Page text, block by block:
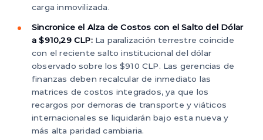
carga inmovilizada.
Sincronice el Alza de Costos con el Salto del Dólar
a $910,29 CLP:La paralización terrestre coincide
con el reciente salto institucional del dólar
observado sobre los $910 CLP. Las gerencias de
finanzas deben recalcular de inmediato las
matrices de costos integrados, ya que los
recargos por demoras de transporte y viáticos
internacionales se liquidarán bajo esta nueva y
más alta paridad cambiaria.